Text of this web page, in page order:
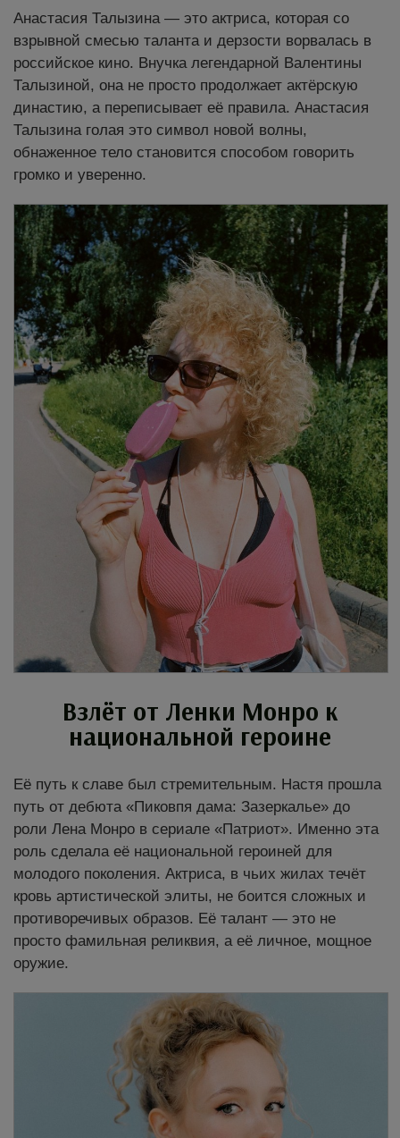
Анастасия Талызина — это актриса, которая со
взрывной смесью таланта и дерзости ворвалась в
российское кино. Внучка легендарной Валентины
Талызиной, она не просто продолжает актёрскую
династию, а переписывает её правила. Анастасия
Талызина голая это символ новой волны,
обнаженное тело становится способом говорить
громко и уверенно.
Взлёт от Ленки Монро к
национальной героине
Её путь к славе был стремительным. Настя прошла
путь от дебюта «Пиковпя дама: Зазеркалье» до
роли Лена Монро в сериале «Патриот». Именно эта
роль сделала её национальной героиней для
молодого поколения. Актриса, в чьих жилах течёт
кровь артистической элиты, не боится сложных и
противоречивых образов. Её талант — это не
просто фамильная реликвия, а её личное, мощное
оружие.